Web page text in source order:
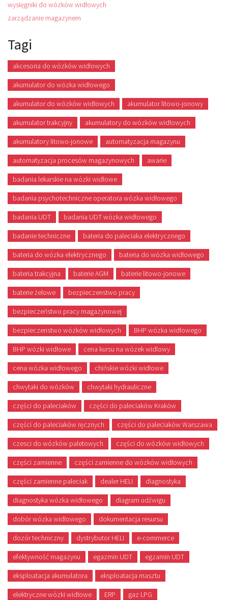
wysięgniki do wózków widłowych
zarządzanie magazynem
Tagi
akcesoria do wózków widłowych
akumulator do wózka widłowego
akumulator do wózków widłowych akumulator litowo-jonowy
akumulator trakcyjny akumulatory do wózków widłowych
akumulatory litowo-jonowe automatyzacja magazynu
automatyzacja procesów magazynowych awarie
badania lekarskie na wózki widłowe
badania psychotechniczne operatora wózka widłowego
badania UDT badania UDT wózka widłowego
badanie techniczne bateria do paleciaka elektrycznego
bateria do wózka elektrycznego bateria do wózka widłowego
bateria trakcyjna baterie AGM baterie litowo-jonowe
baterie żelowe bezpieczenstwo pracy
bezpieczeństwo pracy magazynowej
bezpieczenstwo wózków widłowych BHP wózka widłowego
BHP wózki widłowe cena kursu na wózek widlowy
cena wózka widłowego chińskie wózki widłowe
chwytaki do wózków chwytaki hydrauliczne
części do paleciaków części do paleciaków Kraków
części do paleciaków ręcznych części do paleciaków Warszawa
czesci do wózków paletowych części do wózków widłowych
części zamienne części zamienne do wózków widłowych
części zamienne paleciak dealer HELI diagnostyka
diagnostyka wózka widłowego diagram udźwigu
dobór wózka widłowego dokumentacja resursu
dozór techniczny dystrybutor HELI e-commerce
efektywność magazynu egazmin UDT egzamin UDT
eksploatacja akumulatora eksploatacja masztu
elektryczne wózki widłowe ERP gaz LPG